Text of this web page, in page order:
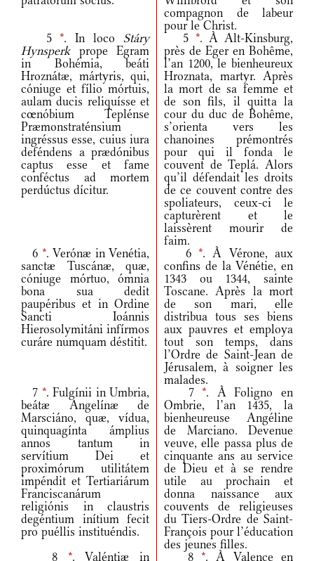
compagnon de labeur
pour le Christ.
5*. In loco Stáry
Hynsperkprope Egram
in Bohémia, beáti
Hroznátæ, mártyris, qui,
cóniuge et fílio mórtuis,
aulam ducis reliquísse et
cœnóbium Teplénse
Præmonstraténsium
ingréssus esse, cuius iura
deféndens a prædónibus
captus esse et fame
conféctus ad mortem
perdúctus dícitur.
5 *. À Alt-Kinsburg,
près de Eger en Bohême,
l’an 1200, le bienheureux
Hroznata, martyr. Après
la mort de sa femme et
de son fils, il quitta la
cour du duc de Bohême,
s’orienta vers les
chanoines prémontrés
pour qui il fonda le
couvent de Teplá. Alors
qu’il défendait les droits
de ce couvent contre des
spoliateurs, ceux-ci le
capturèrent et le
laissèrent mourir de
faim.
6 *. Verónæ in Venétia,
sanctæ Tuscánæ, quæ,
cóniuge mórtuo, ómnia
bona sua dedit
paupéribus et in Ordine
Sancti Ioánnis
Hierosolymitáni infírmos
curáre numquam déstitit.
6*. À Vérone, aux
confins de la Vénétie, en
1343 ou 1344, sainte
Toscane. Après la mort
de son mari, elle
distribua tous ses biens
aux pauvres et employa
tout son temps, dans
l’Ordre de Saint-Jean de
Jérusalem, à soigner les
malades.
7 *. Fulgínii in Umbria,
beátæ Angelínæ de
Marsciáno, quæ, vídua,
quinquagínta ámplius
annos tantum in
servítium Dei et
proximórum utilitátem
impéndit et Tertiariárum
Franciscanárum
religiónis in claustris
degéntium inítium fecit
pro puéllis instituéndis.
7*. À Foligno en
Ombrie, l’an 1435, la
bienheureuse Angéline
de Marciano. Devenue
veuve, elle passa plus de
cinquante ans au service
de Dieu et à se rendre
utile au prochain et
donna naissance aux
couvents de religieuses
du Tiers-Ordre de Saint-
François pour l’éducation
des jeunes filles.
8 *. Valéntiæ in 8*. À Valence en